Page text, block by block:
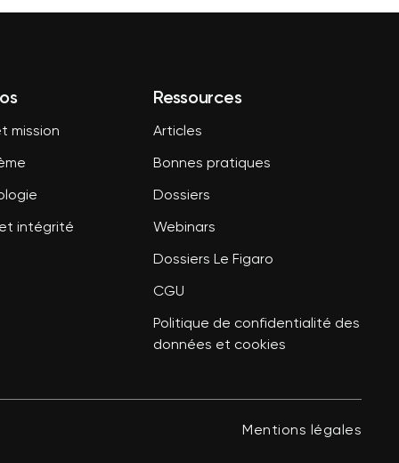
mission
intégrité
Ressources
Articles
Bonnes pratiques
Dossiers
Webinars
Dossiers Le Figaro
CGU
Politique de confidentialité des
données et cookies
Mentions légales